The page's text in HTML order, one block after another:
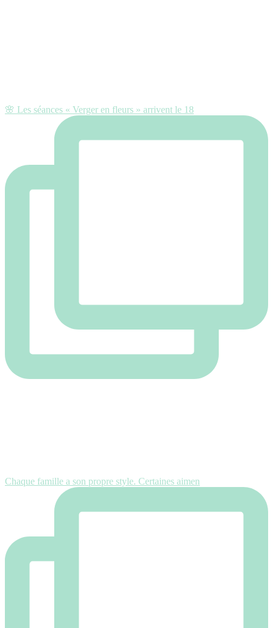
🌸 Les séances « Verger en fleurs » arrivent le 18
Chaque famille a son propre style. Certaines aimen